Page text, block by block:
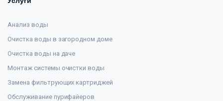
Анализ воды
Очистка воды в загородном доме
Очистка воды на даче
Монтаж системы очистки воды
Замена фильтрующих картриджей
Обслуживание пурифайеров